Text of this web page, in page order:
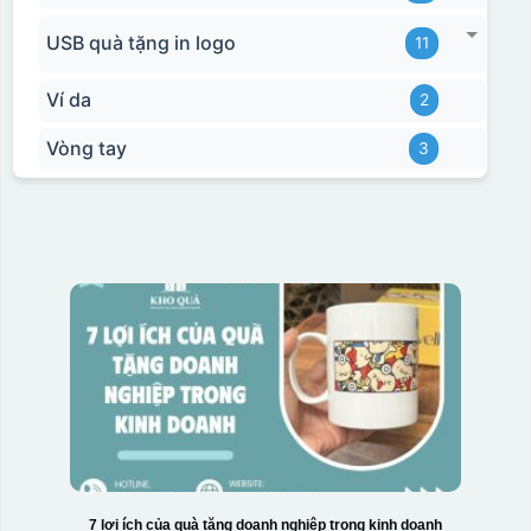
Hộp xi bình giữ nhiệt
USB quà tặng in logo 11
Ví da 2
Vòng tay 3
7 lợi ích của quà tặng doanh nghiệp trong kinh doanh